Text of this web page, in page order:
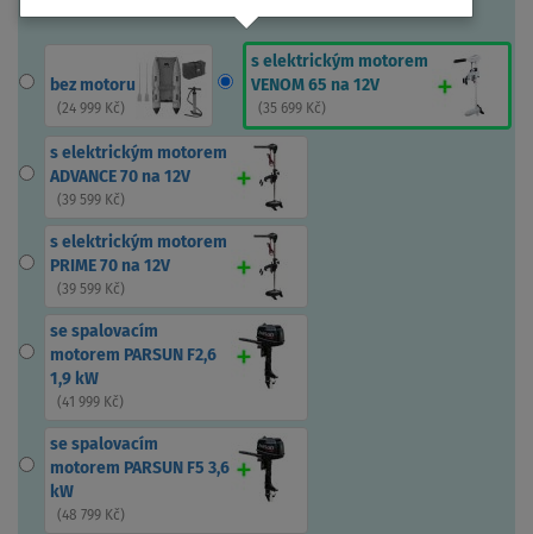
bez motoru
(24 999 Kč)
s elektrickým motorem
VENOM 65 na 12V
(35 699 Kč)
s elektrickým motorem
ADVANCE 70 na 12V
(39 599 Kč)
s elektrickým motorem
PRIME 70 na 12V
(39 599 Kč)
se spalovacím
motorem PARSUN F2,6
1,9 kW
(41 999 Kč)
se spalovacím
motorem PARSUN F5 3,6
kW
(48 799 Kč)